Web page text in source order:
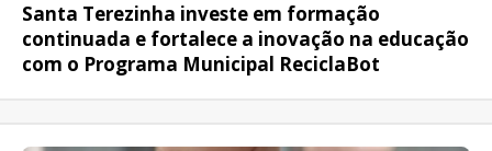
Santa Terezinha investe em formação
continuada e fortalece a inovação na educação
com o Programa Municipal ReciclaBot